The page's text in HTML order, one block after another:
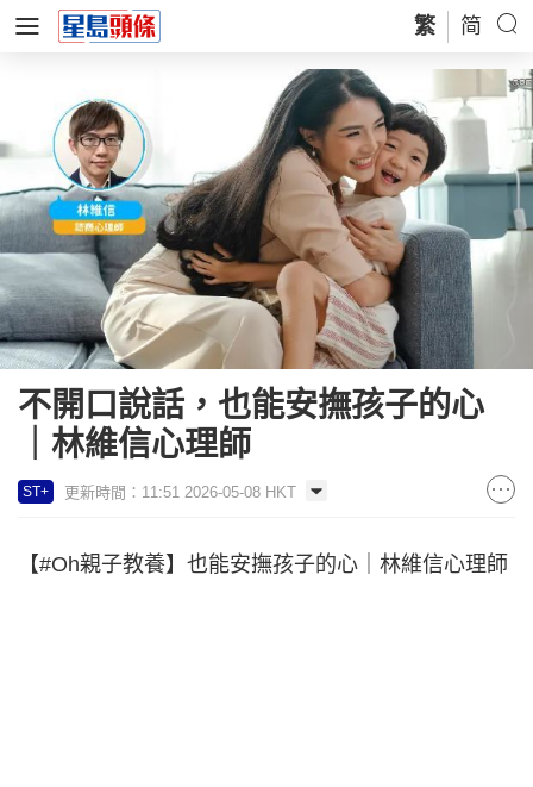
繁 简
不開口說話，也能安撫孩子的心
｜林維信心理師
ST+ 更新時間：11:51 2026-05-08 HKT
【#Oh親子教養】也能安撫孩子的心｜林維信心理師